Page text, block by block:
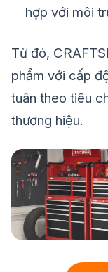
hợp với môi
Từ đó,
phẩm với cấp
tuân theo tiêu
thương hiệu.